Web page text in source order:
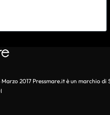
2017 Pressmare.it è un marchio di